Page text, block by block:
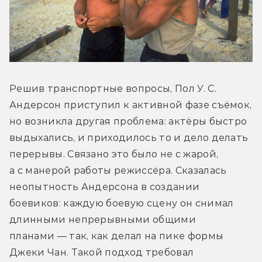
Решив транспортные вопросы, Пол У. С.
Андерсон приступил к активной фазе съёмок,
но возникла другая проблема: актёры быстро
выдыхались, и приходилось то и дело делать
перерывы. Связано это было не с жарой,
а с манерой работы режиссёра. Сказалась
неопытность Андерсона в создании
боевиков: каждую боевую сцену он снимал
длинными непрерывными общими
планами — так, как делал на пике формы
Джеки Чан. Такой подход требовал